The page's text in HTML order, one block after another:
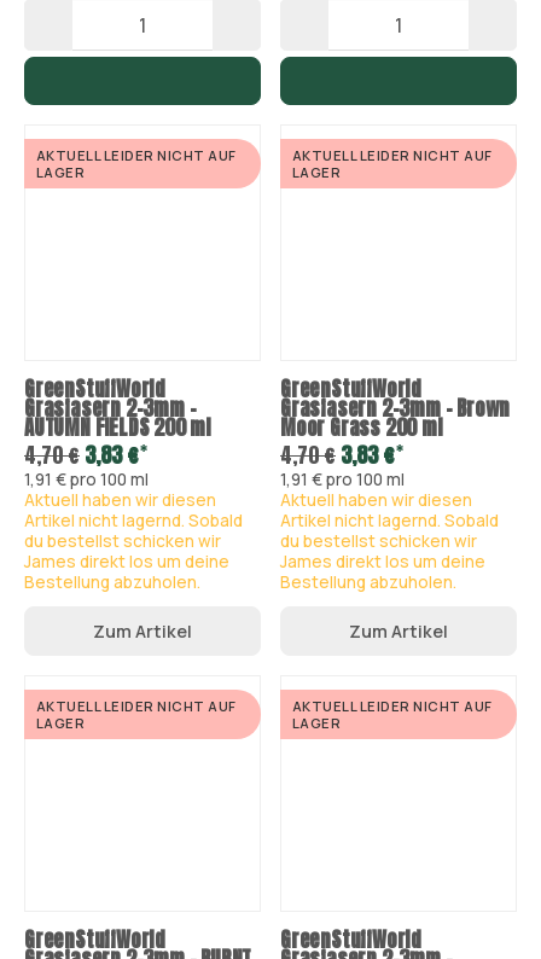
AKTUELL LEIDER NICHT AUF
LAGER
GreenStuffWorld
Grasfasern 2-3mm -
AUTUMN FIELDS 200 ml
4,70 €3,83 €*
1,91 € pro 100 ml
Aktuell haben wir diesen
Artikel nicht lagernd. Sobald
du bestellst schicken wir
James direkt los um deine
Bestellung abzuholen.
Zum Artikel
AKTUELL LEIDER NICHT AUF
LAGER
GreenStuffWorld
Grasfasern 2-3mm - Brown
Moor Grass 200 ml
4,70 €3,83 €*
1,91 € pro 100 ml
Aktuell haben wir diesen
Artikel nicht lagernd. Sobald
du bestellst schicken wir
James direkt los um deine
Bestellung abzuholen.
Zum Artikel
AKTUELL LEIDER NICHT AUF
LAGER
GreenStuffWorld
AKTUELL LEIDER NICHT AUF
LAGER
GreenStuffWorld